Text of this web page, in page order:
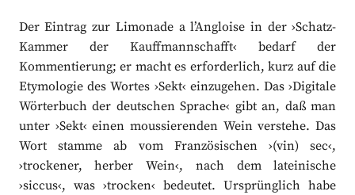
Der Eintrag zur Limonade a l’Angloise in der ›Schatz-
Kammer der Kauffmannschafft‹ bedarf der
Kommentierung; er macht es erforderlich, kurz auf die
Etymologie des Wortes ›Sekt‹ einzugehen. Das ›Digitale
Wörterbuch der deutschen Sprache‹ gibt an, daß man
unter ›Sekt‹ einen moussierenden Wein verstehe. Das
Wort stamme ab vom Französischen ›(vin) sec‹,
›trockener, herber Wein‹, nach dem lateinische
›siccus‹, was ›trocken‹ bedeutet. Ursprünglich habe